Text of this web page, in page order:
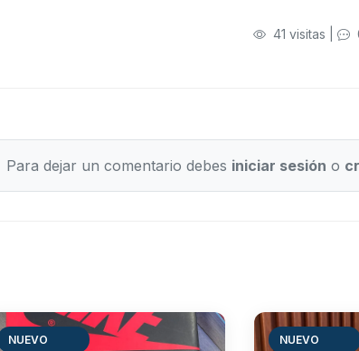
41 visitas
Para dejar un comentario debes iniciar sesión o
NUEVO
NUEVO